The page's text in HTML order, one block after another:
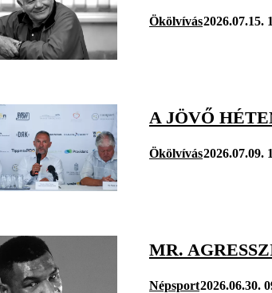
Ökölvívás2026.07.15.
A JÖVŐ
Ökölvívás2026.07.09.
MR.
Népsport2026.06.30.